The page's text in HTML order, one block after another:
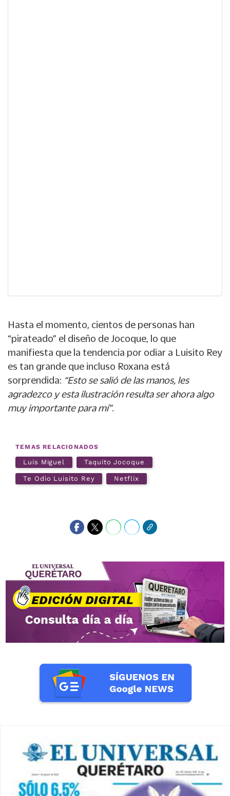
Hasta el momento, cientos de personas han
“pirateado” el diseño de Jocoque, lo que
manifiesta que la tendencia por odiar a Luisito Rey
es tan grande que incluso Roxana está
sorprendida: “Esto se salió de las manos, les
agradezco y esta ilustración resulta ser ahora algo
muy importante para mí”.
TEMAS RELACIONADOS
Luis Miguel Taquito Jocoque
Te Odio Luisito Rey Netflix